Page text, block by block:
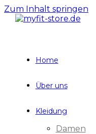
Zum Inhalt springen
Home
Über uns
Kleidung
Damen